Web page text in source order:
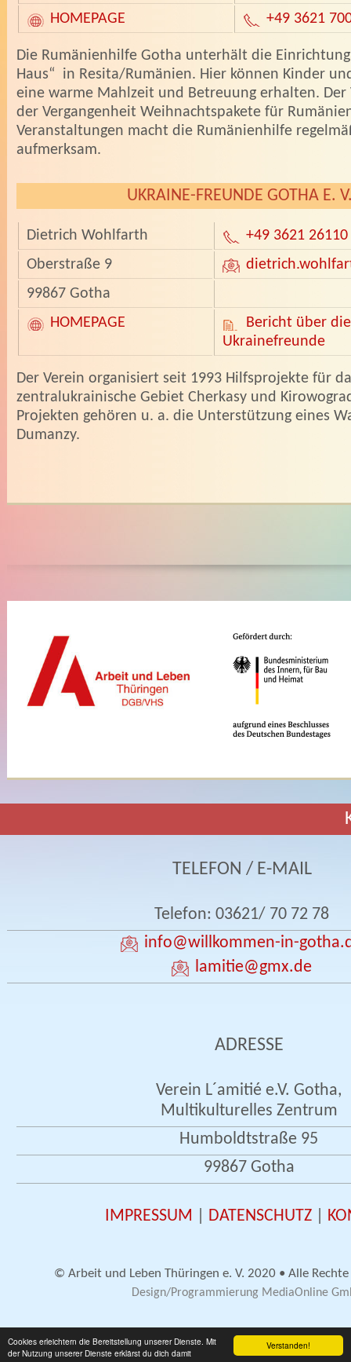
Verstanden!
Cookies erleichtern die Bereitstellung unserer Dienste. Mit
der Nutzung unserer Dienste erklärst du dich damit
HOMEPAGE +49 3621
­Die Rumänienhilfe Gotha unterhält die
Haus“ in Resita/Rumänien. Hier können Kinder
eine warme Mahlzeit und Betreuung erhalten. Der
der Vergangenheit Weihnachtspakete für
Veranstaltungen macht die Rumänienhilfe
aufmerksam.
UKRAINE-FREUNDE GOTHA E.
Dietrich Wohlfarth
+49 3621 26110
Oberstraße 9
99867 Gotha
HOMEPAGE
Bericht über
Ukrainefreunde
­Der Verein organisiert seit 1993 Hilfsprojekte für
zentralukrainische Gebiet Cherkasy und
Projekten gehören u. a. die Unterstützung eines
Dumanzy.
TELEFON / E-MAIL
Telefon: 03621/ 70 72 78
info@willkommen-in-
lamitie@gmx.de
ADRESSE
Verein L´amitié e.V. Gotha,
Multikulturelles Zentrum
Humboldtstraße 95
99867 Gotha
IMPRESSUM DATENSCHUTZ
© Arbeit und Leben Thüringen e. V. 2020 • Alle
Design/Programmierung MediaOnline